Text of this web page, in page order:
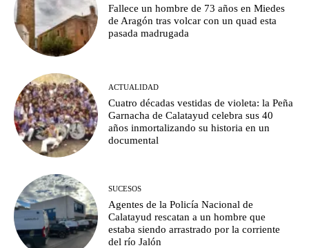
Fallece un hombre de 73 años en Miedes
de Aragón tras volcar con un quad esta
pasada madrugada
ACTUALIDAD
Cuatro décadas vestidas de violeta: la Peña
Garnacha de Calatayud celebra sus 40
años inmortalizando su historia en un
documental
SUCESOS
Agentes de la Policía Nacional de
Calatayud rescatan a un hombre que
estaba siendo arrastrado por la corriente
del río Jalón